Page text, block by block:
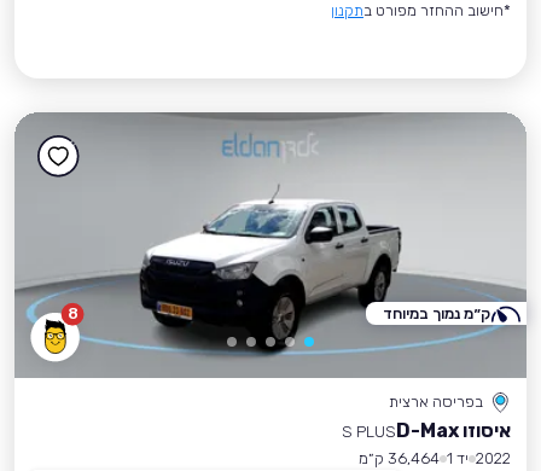
*חישוב ההחזר מפורט בתקנון
8
בפריסה ארצית
איסוזו D-Max
S PLUS
2022 יד 1
36,464 ק״מ
ק״מ נמוך במיוחד